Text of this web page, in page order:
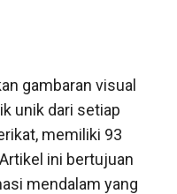
gambaran visual
unik dari setiap
memiliki 93
ini bertujuan
mendalam yang